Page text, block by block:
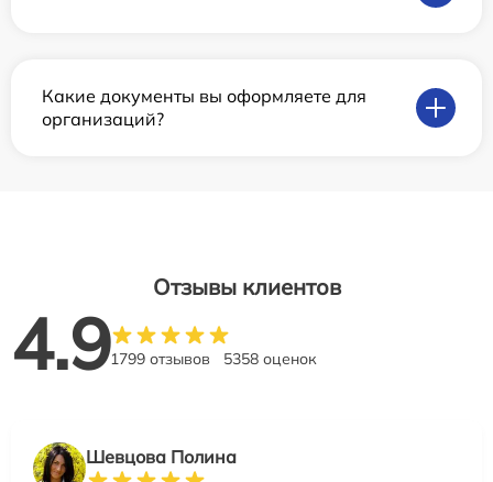
Какие документы вы оформляете для
организаций?
Отзывы клиентов
4.91799 отзывов 5358 оценок
Шевцова Полина